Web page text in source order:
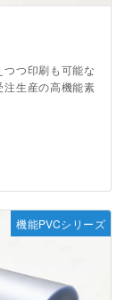
つ印刷も可能な
生産の高機能素
機能PVCシリーズ